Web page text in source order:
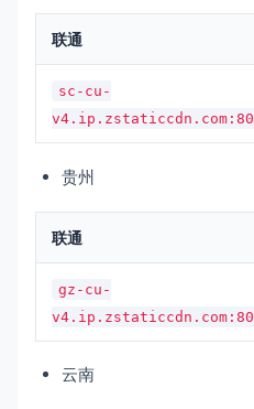
联通
sc-cu-
v4.ip.zstaticcdn.com:80
贵州
联通
gz-cu-
v4.ip.zstaticcdn.com:80
云南